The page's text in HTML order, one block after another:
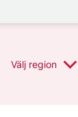
Välj region